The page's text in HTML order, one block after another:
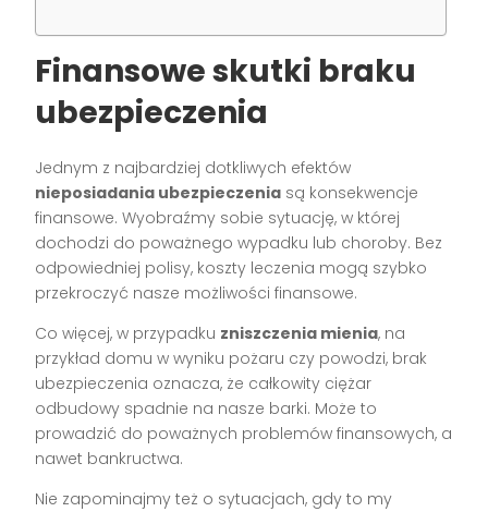
Finansowe skutki braku
ubezpieczenia
Jednym z najbardziej dotkliwych efektów
nieposiadania ubezpieczenia są konsekwencje
finansowe. Wyobraźmy sobie sytuację, w której
dochodzi do poważnego wypadku lub choroby. Bez
odpowiedniej polisy, koszty leczenia mogą szybko
przekroczyć nasze możliwości finansowe.
Co więcej, w przypadku zniszczenia mienia, na
przykład domu w wyniku pożaru czy powodzi, brak
ubezpieczenia oznacza, że całkowity ciężar
odbudowy spadnie na nasze barki. Może to
prowadzić do poważnych problemów finansowych, a
nawet bankructwa.
Nie zapominajmy też o sytuacjach, gdy to my